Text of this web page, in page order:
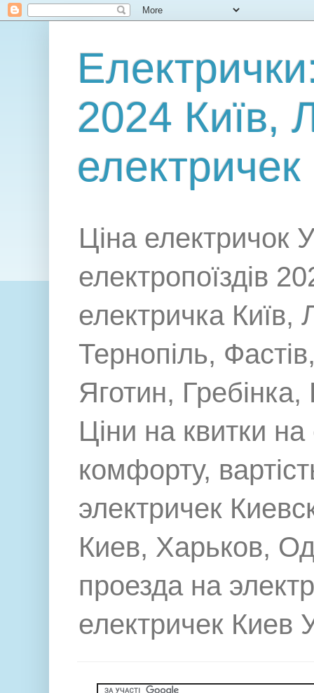
2024 Київ,
Ціна електричок
електропоїздів
електричка Київ,
Тернопіль,
Яготин,
Ціни на квитки
комфорту,
электричек
Киев, Харьков,
проезда на
електричек Киев